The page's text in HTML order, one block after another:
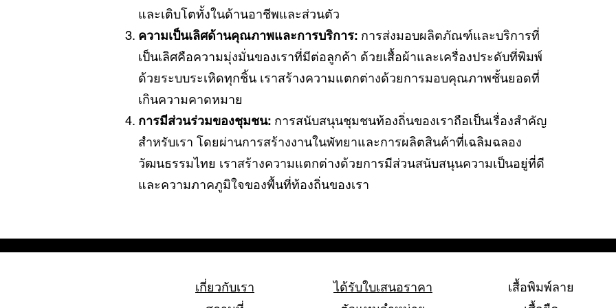
และเติบโตทั้งในด้านอาชีพและส่วนตัว
ความเป็นเลิศด้านคุณภาพและการบริการ: การส่งมอบผลิตภัณฑ์และบริการที่
เป็นเลิศคือความมุ่งมั่นของเราที่มีต่อลูกค้า ด้วยเสื้อผ้าและเครื่องประดับที่พิมพ์
ด้วยระบบระเหิดทุกชิ้น เราสร้างความแตกต่างด้วยการมอบคุณภาพชั้นยอดที่
เกินความคาดหมาย
การมีส่วนร่วมของชุมชน: การสนับสนุนชุมชนท้องถิ่นของเราถือเป็นเรื่องสำคัญ
สำหรับเรา โดยผ่านการสร้างงานในพัทยาและการผลิตสินค้าที่เฉลิมฉลอง
วัฒนธรรมไทย เราสร้างความแตกต่างด้วยการมีส่วนสนับสนุนความเป็นอยู่ที่ดี
และความภาคภูมิใจของพื้นที่ท้องถิ่นของเรา
เกี่ยวกับเรา
ได้รับใบเสนอราคา
เสื้อพิมพ์ลาย